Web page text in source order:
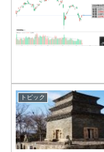
トピック